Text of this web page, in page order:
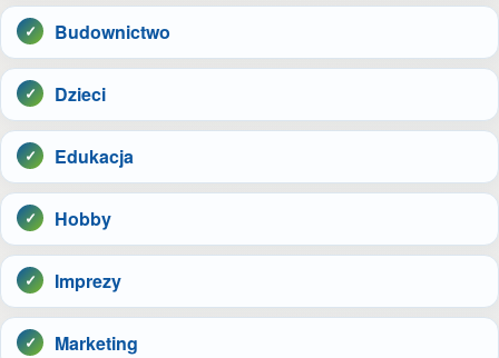
Budownictwo
Dzieci
Edukacja
Hobby
Imprezy
Marketing